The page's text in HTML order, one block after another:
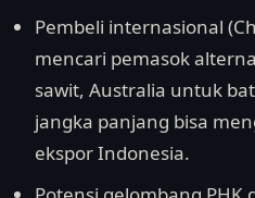
Pembeli internasional
mencari pemasok
sawit, Australia untuk
jangka panjang bisa
ekspor Indonesia.